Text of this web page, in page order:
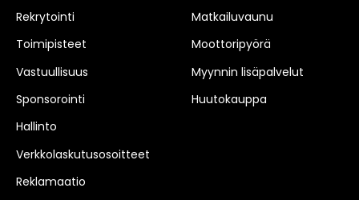
Rekrytointi
Toimipisteet
Vastuullisuus
Sponsorointi
Hallinto
Verkkolaskutusosoitteet
Reklamaatio
Matkailuvaunu
Moottoripyörä
Myynnin lisäpalvelut
Huutokauppa